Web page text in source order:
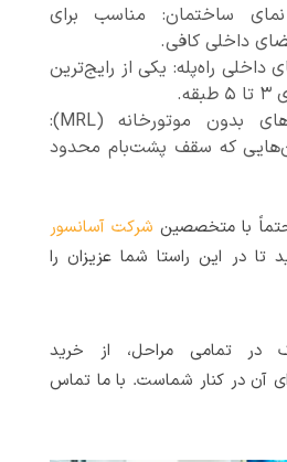
ساختمان: مناسب برای
داخلی کافی.
راه‌پله: یکی از رایج‌ترین
استفاده از آسانسورهای بدون موتورخانه (MRL):
که سقف پشت‌بام محدود
با متخصصین شرکت آسانسور
تا در این راستا شما عزیزان را
در تمامی مراحل، از خرید
آن در کنار شماست. با ما تماس